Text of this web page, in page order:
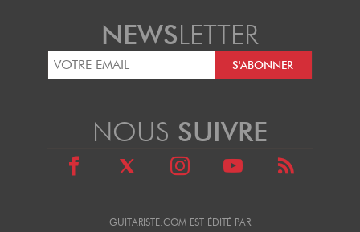
NEWSLETTER
GUITARISTE.COM EST ÉDITÉ PAR
NOUS SUIVRE